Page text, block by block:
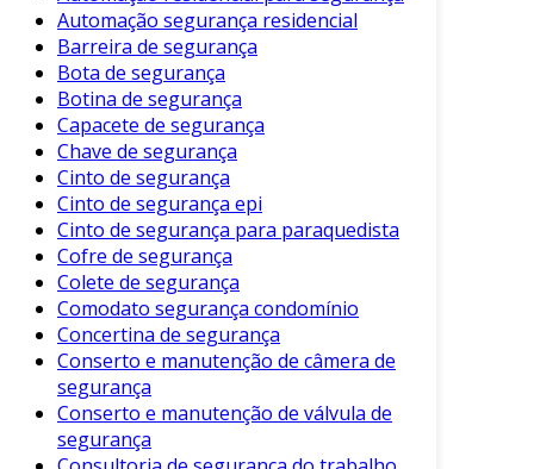
higienização dos cintos de segurança. A seguir,
estão algumas abordagens comuns e eficazes:
1. Preparação
Antes de começar a limpeza, é importante
preparar os materiais. Você precisará de:
Água morna
Sabão neutro ou detergente suave
Escova de cerdas macias
Pano limpo
Recipiente para misturar a solução
2. Remoção do Cinto
Automação segurança residencial
Barreira de segurança
Bota de segurança
Botina de segurança
Capacete de segurança
Chave de segurança
Cinto de segurança
Cinto de segurança epi
Cinto de segurança para paraquedista
Cofre de segurança
Colete de segurança
Comodato segurança condomínio
Concertina de segurança
Conserto e manutenção de câmera de
segurança
Conserto e manutenção de válvula de
segurança